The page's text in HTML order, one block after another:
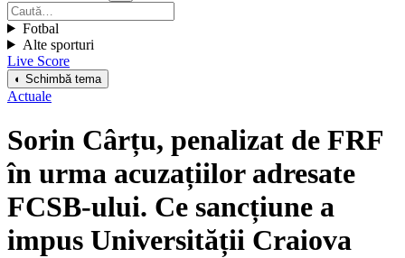
Fotbal
Alte sporturi
Live Score
◐ Schimbă tema
Actuale
Sorin Cârțu, penalizat de FRF
în urma acuzațiilor adresate
FCSB-ului. Ce sancțiune a
impus Universității Craiova